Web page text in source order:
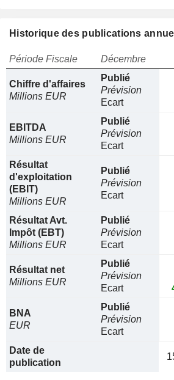
Historique des publications
Période Fiscale Décembre
Chiffre d'affaires
Millions EUR
Publié
Prévision
Ecart
EBITDA
Millions EUR
Publié
Prévision
Ecart
Résultat
d'exploitation
(EBIT)
Millions EUR
Publié
Prévision
Ecart
Résultat Avt.
Impôt (EBT)
Millions EUR
Publié
Prévision
Ecart
Résultat net
Millions EUR
Publié
Prévision
Ecart
BNA
EUR
Publié
Prévision
Ecart
Date de
publication